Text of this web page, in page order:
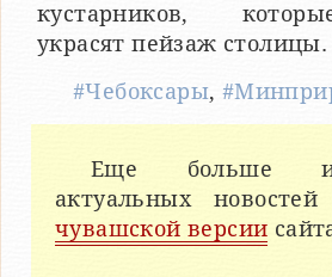
кустарников,
украсят пейзаж столицы.
#Чебоксары,
Еще больше
актуальных
чувашской версии